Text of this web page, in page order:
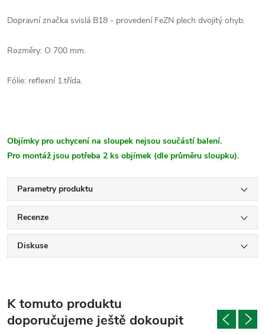
Dopravní značka svislá B18 - provedení FeZN plech dvojitý ohyb.
Rozměry: O 700 mm.
Fólie: reflexní 1.třída.
Objímky pro uchycení na sloupek nejsou součástí balení.
Pro montáž jsou potřeba 2 ks objímek (dle průměru sloupku).
Parametry produktu
Recenze
Diskuse
K tomuto produktu
doporučujeme ještě dokoupit